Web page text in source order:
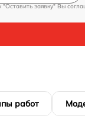
заявку" Вы
работ